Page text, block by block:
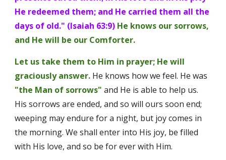
He redeemed them; and He carried them all the
days of old." (Isaiah 63:9) He knows our sorrows,
and He will be our Comforter.
Let us take them to Him in prayer; He will
graciously answer.
"the Man of sorrows" and He is able to help us.
His sorrows are ended, and so will ours soon end;
weeping may endure for a night, but joy comes in
the morning. We shall enter into His joy, be filled
with His love, and so be for ever with Him.